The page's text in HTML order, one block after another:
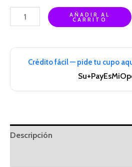
AÑADIR AL
CARRITO
Crédito fácil — pide tu cupo
Su+Pay
Descripción